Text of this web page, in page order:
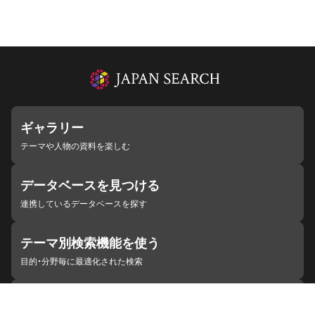
ギャラリー
テーマや人物の資料を楽しむ
データベースを見つける
連携しているデータベースを探す
テーマ別検索機能を使う
目的・分野毎に最適化された検索